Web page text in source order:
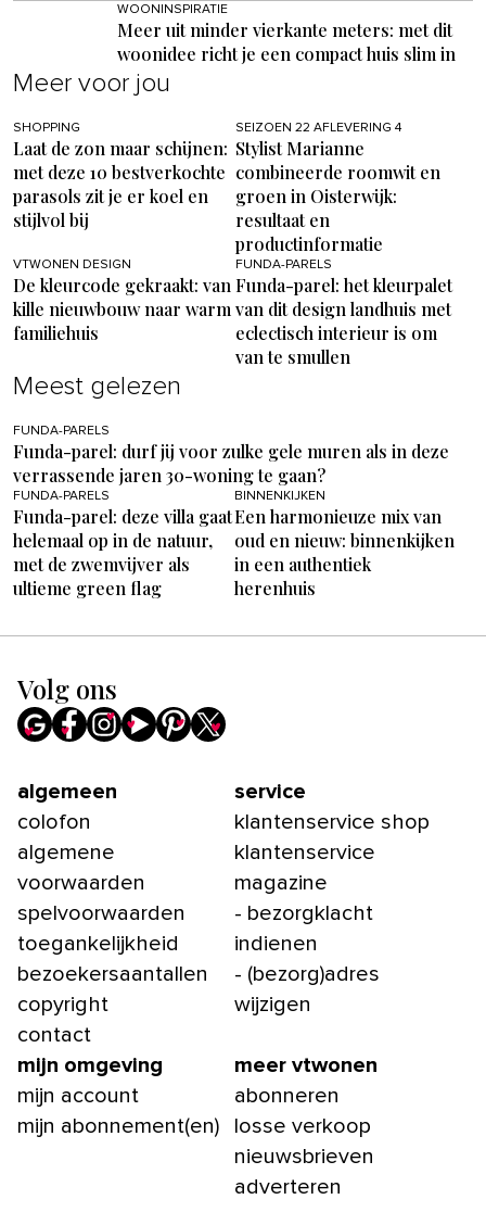
WOONINSPIRATIE
Meer uit minder vierkante meters: met dit
woonidee richt je een compact huis slim in
Meer voor jou
SHOPPING
Laat de zon maar schijnen:
met deze 10 bestverkochte
parasols zit je er koel en
stijlvol bij
SEIZOEN 22 AFLEVERING 4
Stylist Marianne
combineerde roomwit en
groen in Oisterwijk:
resultaat en
productinformatie
VTWONEN DESIGN
De kleurcode gekraakt: van
kille nieuwbouw naar warm
familiehuis
FUNDA-PARELS
Funda-parel: het kleurpalet
van dit design landhuis met
eclectisch interieur is om
van te smullen
Meest gelezen
FUNDA-PARELS
Funda-parel: durf jij voor zulke gele muren als in deze
verrassende jaren 30-woning te gaan?
FUNDA-PARELS
Funda-parel: deze villa gaat
helemaal op in de natuur,
met de zwemvijver als
ultieme green flag
BINNENKIJKEN
Een harmonieuze mix van
oud en nieuw: binnenkijken
in een authentiek
herenhuis
Volg ons
algemeen
colofon
algemene
voorwaarden
spelvoorwaarden
toegankelijkheid
bezoekersaantallen
copyright
contact
service
klantenservice shop
klantenservice
magazine
- bezorgklacht
indienen
- (bezorg)adres
wijzigen
mijn omgeving
mijn account
mijn abonnement(en)
meer vtwonen
abonneren
losse verkoop
nieuwsbrieven
adverteren